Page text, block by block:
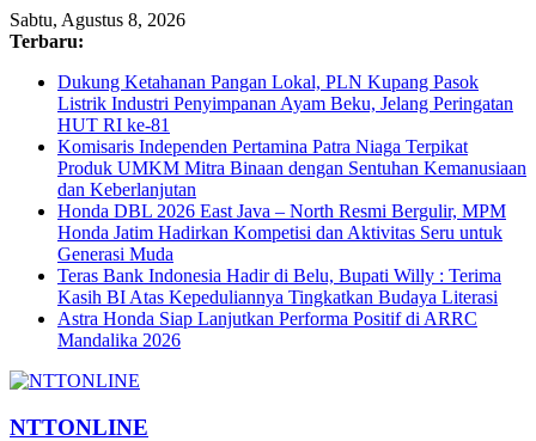
Sabtu, Agustus 8, 2026
Terbaru:
Dukung Ketahanan Pangan Lokal, PLN Kupang Pasok
Listrik Industri Penyimpanan Ayam Beku, Jelang Peringatan
HUT RI ke-81
Komisaris Independen Pertamina Patra Niaga Terpikat
Produk UMKM Mitra Binaan dengan Sentuhan Kemanusiaan
dan Keberlanjutan
Honda DBL 2026 East Java – North Resmi Bergulir, MPM
Honda Jatim Hadirkan Kompetisi dan Aktivitas Seru untuk
Generasi Muda
Teras Bank Indonesia Hadir di Belu, Bupati Willy : Terima
Kasih BI Atas Kepeduliannya Tingkatkan Budaya Literasi
Astra Honda Siap Lanjutkan Performa Positif di ARRC
Mandalika 2026
NTTONLINE